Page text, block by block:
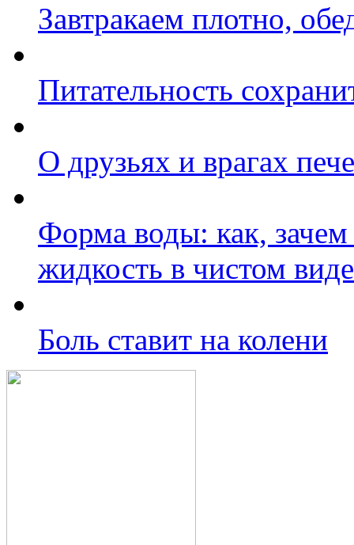
Завтракаем плотно,
Питательность
О друзьях и врагах
Форма воды: как,
жидкость в чистом
Боль ставит на колени